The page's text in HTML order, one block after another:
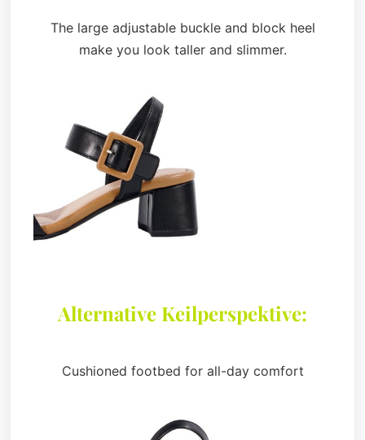
The large adjustable buckle and block heel
make you look taller and slimmer.
Alternative Keilperspektive:
Cushioned footbed for all-day comfort